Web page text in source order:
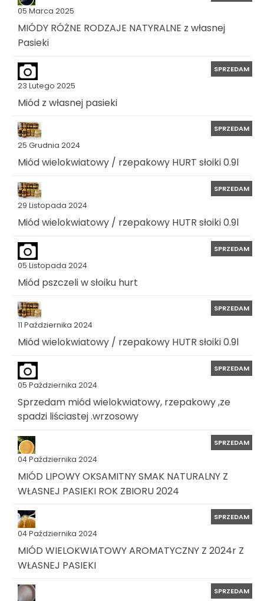
05 Marca 2025
MIÓDY RÓŻNE RODZAJE NATYRALNE z własnej
Pasieki
23 Lutego 2025
SPRZEDAM
Miód z własnej pasieki
25 Grudnia 2024
SPRZEDAM
Miód wielokwiatowy / rzepakowy HURT słoiki 0.9l
29 Listopada 2024
SPRZEDAM
Miód wielokwiatowy / rzepakowy HUTR słoiki 0.9l
05 Listopada 2024
SPRZEDAM
Miód pszczeli w słoiku hurt
11 Października 2024
SPRZEDAM
Miód wielokwiatowy / rzepakowy HUTR słoiki 0.9l
05 Października 2024
SPRZEDAM
Sprzedam miód wielokwiatowy, rzepakowy ,ze
spadzi liściastej .wrzosowy
04 Października 2024
SPRZEDAM
MIÓD LIPOWY OKSAMITNY SMAK NATURALNY Z
WŁASNEJ PASIEKI ROK ZBIORU 2024
04 Października 2024
SPRZEDAM
MIÓD WIELOKWIATOWY AROMATYCZNY Z 2024r Z
WŁASNEJ PASIEKI
SPRZEDAM